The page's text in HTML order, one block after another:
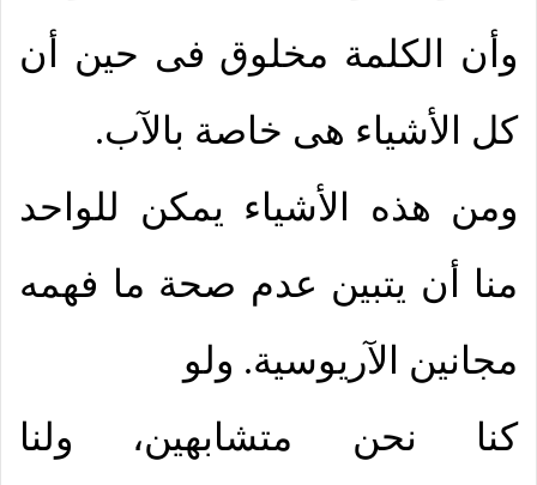
وأن الكلمة مخلوق فى حين أن
كل الأشياء هى خاصة بالآب.
ومن هذه الأشياء يمكن للواحد
منا أن يتبين عدم صحة ما فهمه
مجانين الآريوسية. ولو
كنا نحن متشابهين، ولنا